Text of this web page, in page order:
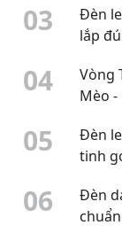
03
Đèn
lắp
04
Vòng
Mèo -
05
Đèn
tinh
06
Đèn